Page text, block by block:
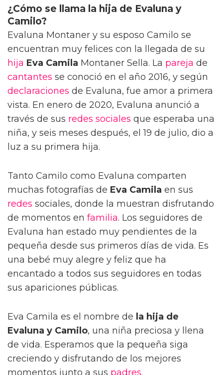
¿Cómo se llama la hija de Evaluna y
Camilo?
Evaluna Montaner y su esposo Camilo se
encuentran muy felices con la llegada de su
hija Eva Camila Montaner Sella. La pareja de
cantantes se conoció en el año 2016, y según
declaraciones de Evaluna, fue amor a primera
vista. En enero de 2020, Evaluna anunció a
través de sus redes sociales que esperaba una
niña, y seis meses después, el 19 de julio, dio a
luz a su primera hija.
Tanto Camilo como Evaluna comparten
muchas fotografías de Eva Camila en sus
redes sociales, donde la muestran disfrutando
de momentos en familia. Los seguidores de
Evaluna han estado muy pendientes de la
pequeña desde sus primeros días de vida. Es
una bebé muy alegre y feliz que ha
encantado a todos sus seguidores en todas
sus apariciones públicas.
Eva Camila es el nombre de la hija de
Evaluna y Camilo, una niña preciosa y llena
de vida. Esperamos que la pequeña siga
creciendo y disfrutando de los mejores
momentos junto a sus padres.